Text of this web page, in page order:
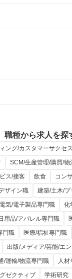
職種から求人を探
ング/カスタマーサクセ
SCM/生産管理/購買/物
ス/接客 飲食
コン
ザイン職
建築/土木/
気/電子製品専門職
化
用品/アパレル専門職
門職
医療/福祉専門職
出版/メディア/芸能/エ
/運輸/物流専門職
人材
ゼクティブ
学術研究